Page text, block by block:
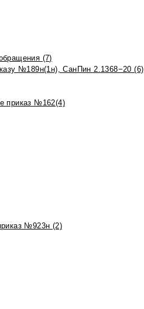
(7)
№189н(1н), СанПин 2.1368−20 (6)
приказ №162(4)
№923н (2)